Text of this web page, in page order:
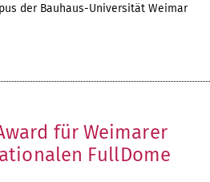
der Bauhaus-Universität Weimar
für Weimarer
FullDome